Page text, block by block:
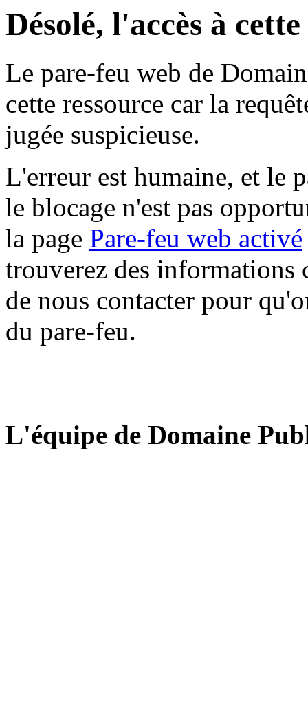
Désolé, l'accès à
Le pare-feu web de
cette ressource car la
jugée suspicieuse.
L'erreur est humaine, et le
le blocage n'est pas
la page Pare-feu web activé
trouverez des informations
de nous contacter pour
du pare-feu.
L'équipe de Domaine